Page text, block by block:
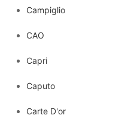
Campiglio
CAO
Capri
Caputo
Carte D'or